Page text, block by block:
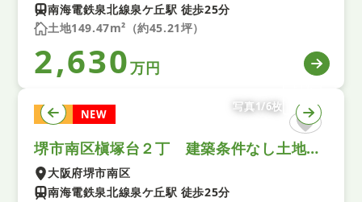
南海電鉄泉北線泉ケ丘駅 徒歩25分
土地149.47m²（約45.21坪）
2,630万円
土地 NEW
写真1/6枚
堺市南区槇塚台２丁 建築条件なし土地 １号地
大阪府堺市南区
南海電鉄泉北線泉ケ丘駅 徒歩25分